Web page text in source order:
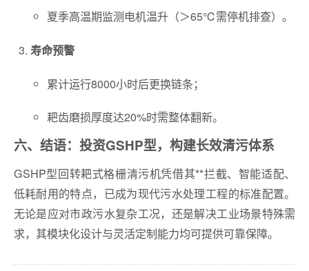
夏季高温期监测电机温升（＞65℃需停机排查）。
寿命预警
累计运行8000小时后更换链条；
耙齿磨损厚度达20%时需整体翻新。
六、结语：投资GSHP型，构建长效清污体系
GSHP型回转耙式格栅清污机凭借其**拦截、智能适配、
低耗耐用的特点，已成为现代污水处理工程的标准配置。
无论是应对市政污水复杂工况，还是解决工业场景特殊需
求，其模块化设计与灵活定制能力均可提供可靠保障。